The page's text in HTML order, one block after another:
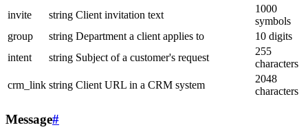
invite
string Client invitation text
1000
symbols
group
string Department a client applies to
10 digits
intent
string Subject of a customer's request
255
characters
crm_link string Client URL in a CRM system
2048
characters
Message#